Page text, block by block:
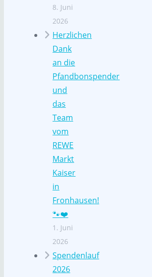
8. Juni
2026
Herzlichen
Dank
an die
Pfandbonspender
und
das
Team
vom
REWE
Markt
Kaiser
in
Fronhausen!
🐾❤️
1. Juni
2026
Spendenlauf
2026